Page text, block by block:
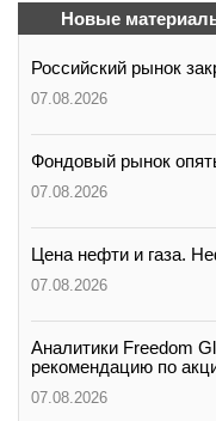
Новые
Российский рынок
07.08.2026
Фондовый рынок
07.08.2026
Цена нефти и газа.
07.08.2026
Аналитики Freedom
рекомендацию по
07.08.2026